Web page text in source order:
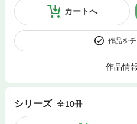
カートへ
作品を
作品情
シリーズ 全10冊